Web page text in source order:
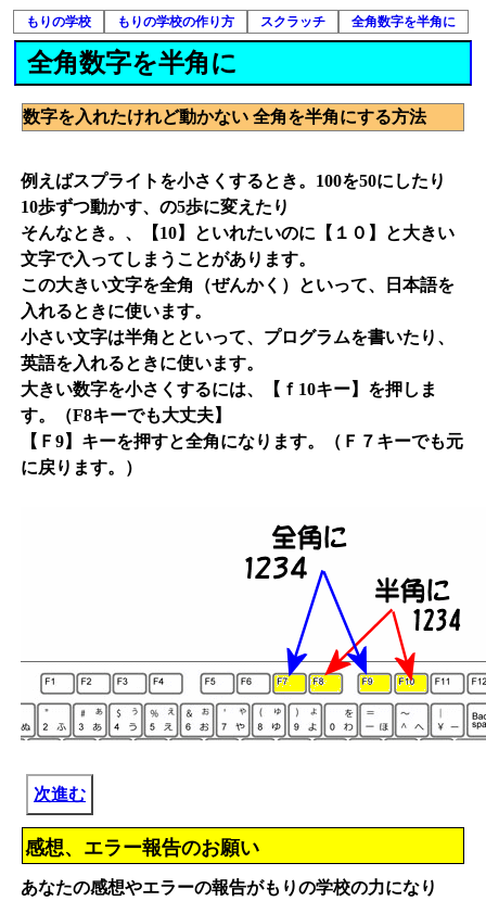
もりの学校 もりの学校の作り方 スクラッチ 全角数字を半角に
全角数字を半角に
数字を入れたけれど動かない 全角を半角にする方法
例えばスプライトを小さくするとき。100を50にしたり
10歩ずつ動かす、の5歩に変えたり
そんなとき。、【10】といれたいのに【１０】と大きい
文字で入ってしまうことがあります。
この大きい文字を全角（ぜんかく）といって、日本語を
入れるときに使います。
小さい文字は半角とといって、プログラムを書いたり、
英語を入れるときに使います。
大きい数字を小さくするには、【ｆ10キー】を押しま
す。（F8キーでも大丈夫】
【Ｆ9】キーを押すと全角になります。（Ｆ７キーでも元
に戻ります。）
次進む
感想、エラー報告のお願い
あなたの感想やエラーの報告がもりの学校の力になり